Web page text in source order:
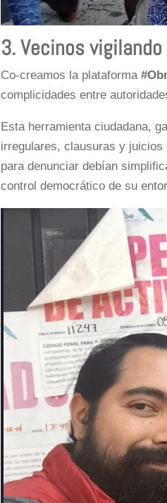
3. Vecinos
Co-creamos la plataforma
complicidades entre
Esta herramienta ciudadana,
irregulares, clausuras y juicios
para denunciar debían
control democrático de su